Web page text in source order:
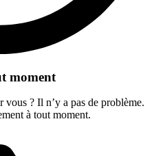
moment
vous ? Il n’y a pas de problème.
à tout moment.